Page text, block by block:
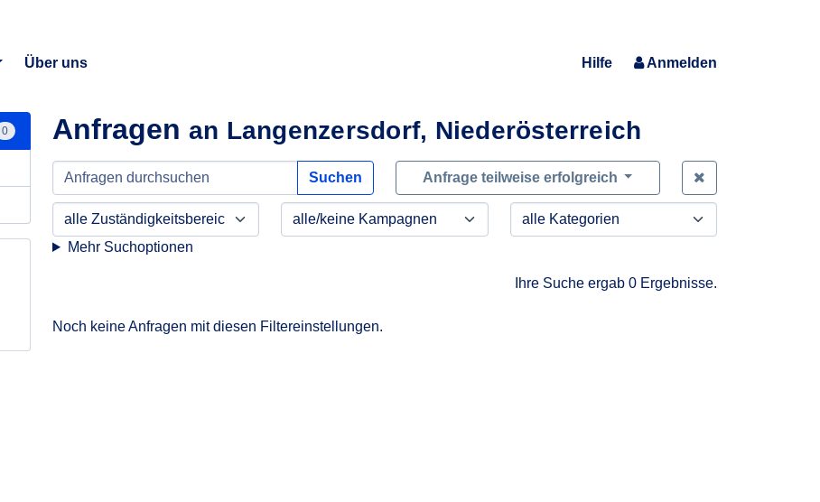
Über uns Hilfe Anmelden
Anfragen an Langenzersdorf, Niederösterreich
Suchen Anfrage teilweise erfolgreich
Mehr Suchoptionen
Ihre Suche ergab 0 Ergebnisse.
Noch keine Anfragen mit diesen Filtereinstellungen.
0